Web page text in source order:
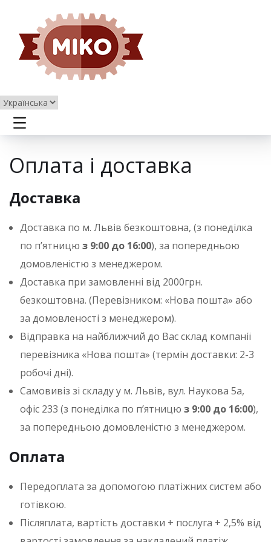
В
Оплата і доставка
Доставка
Доставка по м. Львів безкоштовна, (з понеділка
по п’ятницю з 9:00 до 16:00), за попередньою
домовленістю з менеджером.
Доставка при замовленні від 2000грн.
безкоштовна. (Перевізником: «Нова пошта» або
за домовленості з менеджером).
Відправка на найближчий до Вас склад компанії
перевізника «Нова пошта» (термін доставки: 2-3
робочі дні).
Самовивіз зі складу у м. Львів, вул. Наукова 5а,
офіс 233 (з понеділка по п’ятницю з 9:00 до 16:00),
за попередньою домовленістю з менеджером.
Оплата
Передоплата за допомогою платіжних систем або
готівкою.
Післяплата, вартість доставки + послуга + 2,5% від